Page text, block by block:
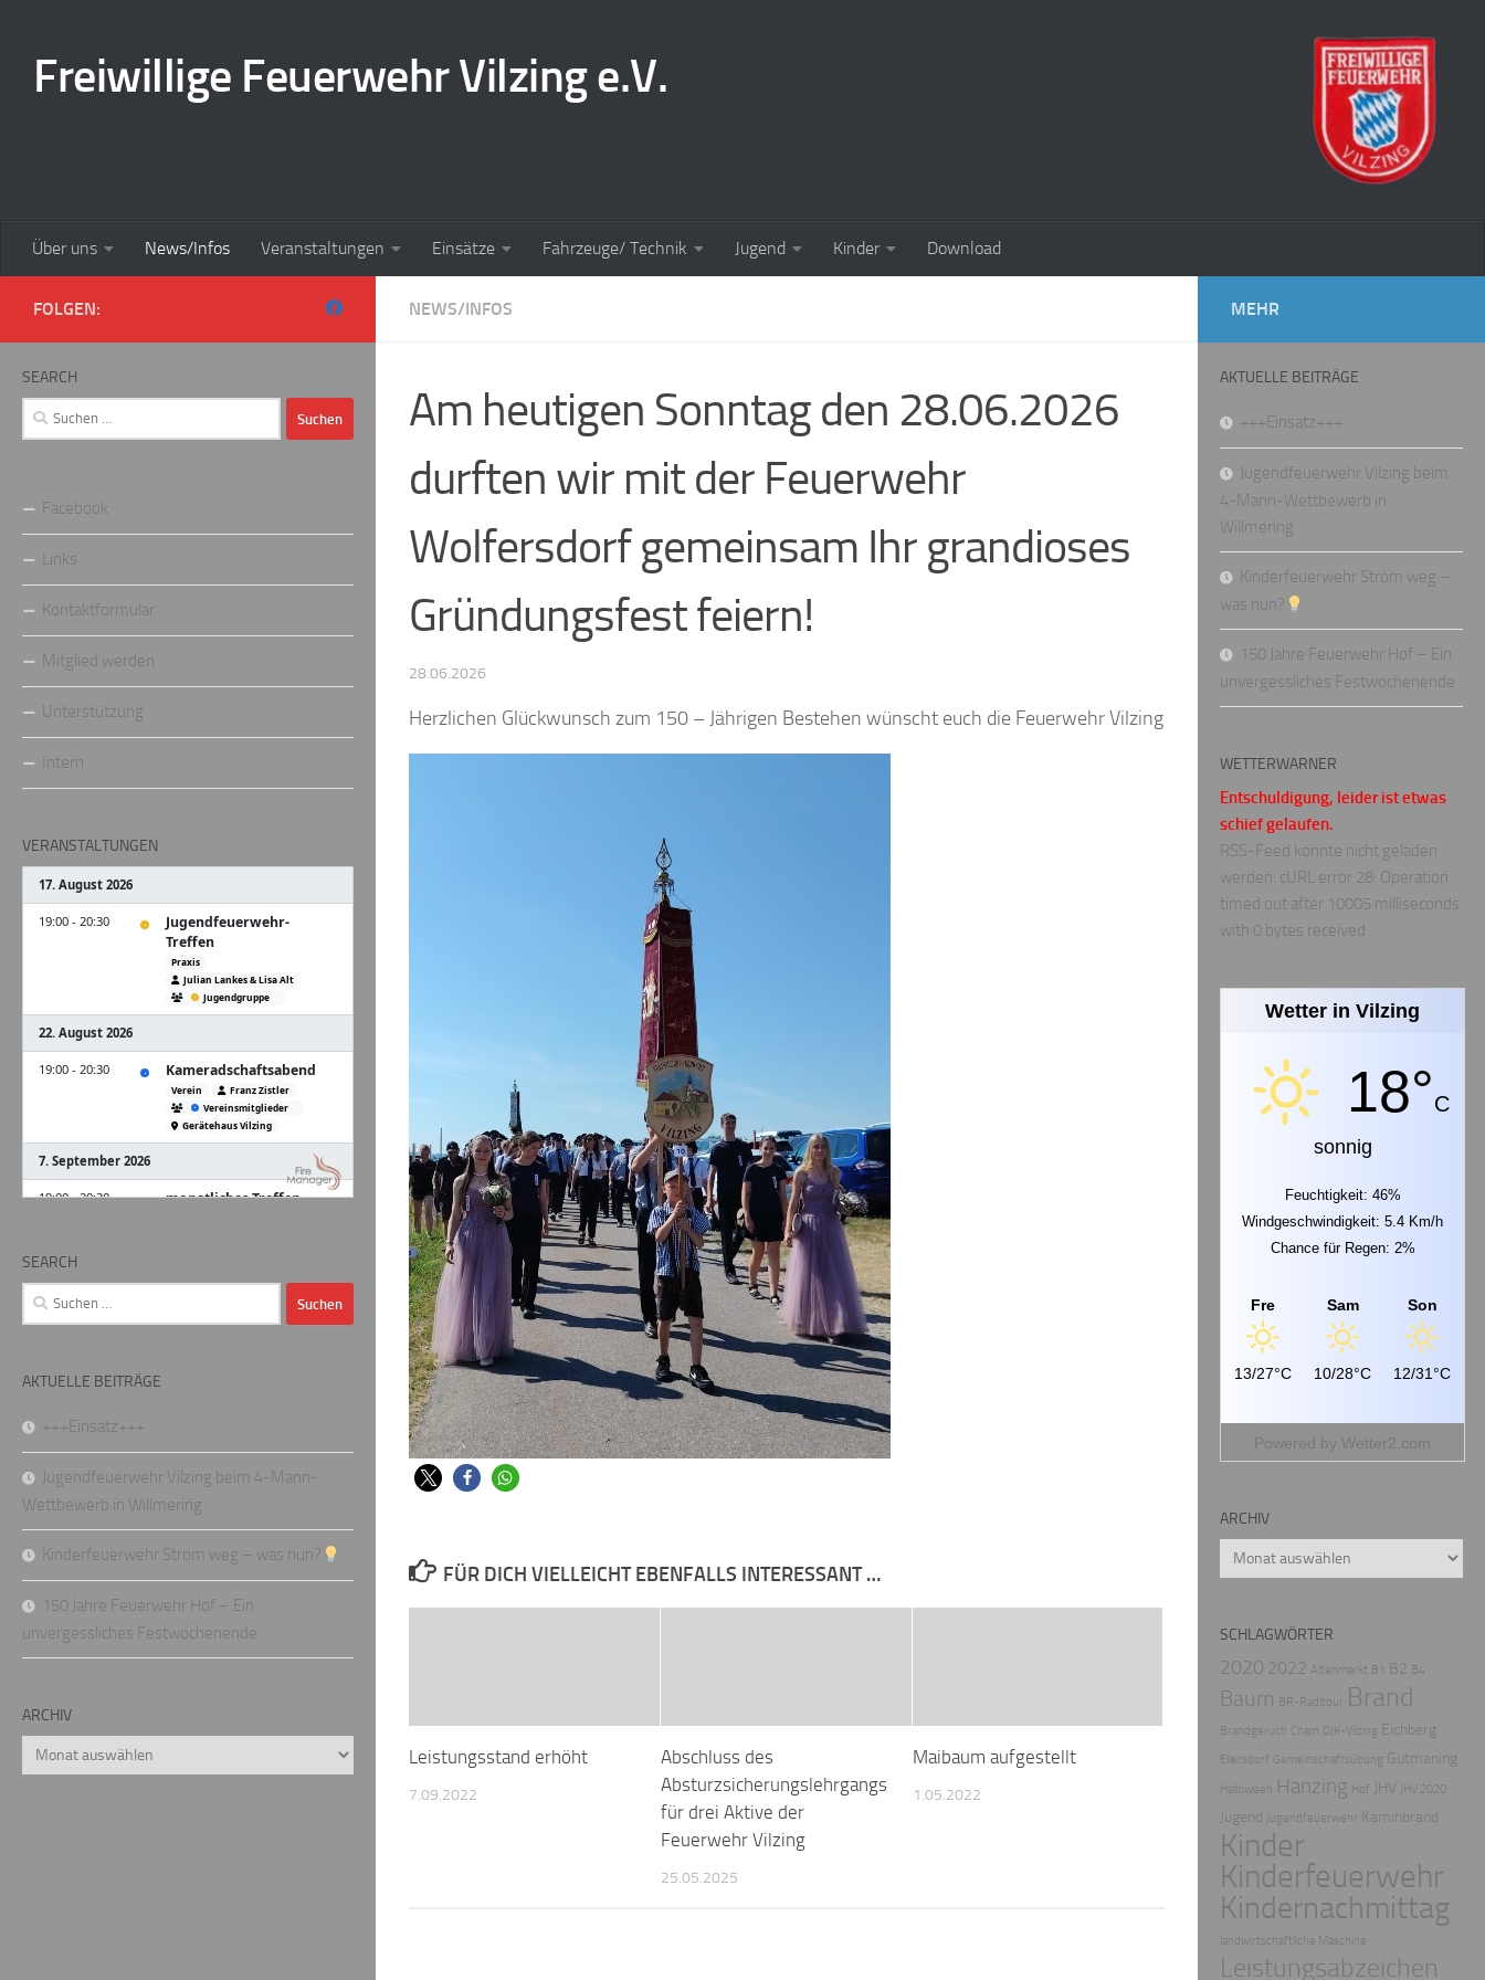
Freiwillige Feuerwehr Vilzing e.V.
Über uns News/Infos Veranstaltungen Einsätze Fahrzeuge/ Technik Jugend Kinder Download
NEWS/INFOS
Am heutigen Sonntag den 28.06.2026
durften wir mit der Feuerwehr
Wolfersdorf gemeinsam Ihr grandioses
Gründungsfest feiern!
28.06.2026
Herzlichen Glückwunsch zum 150 – Jährigen Bestehen wünscht euch die Feuerwehr Vilzing
FÜR DICH VIELLEICHT EBENFALLS INTERESSANT …
Leistungsstand erhöht
7.09.2022
Abschluss des
Absturzsicherungslehrgangs
für drei Aktive der
Feuerwehr Vilzing
25.05.2025
Maibaum aufgestellt
1.05.2022
FOLGEN:
SEARCH
Suchen
nach:
Facebook
Links
Kontaktformular
Mitglied werden
Unterstützung
Intern
VERANSTALTUNGEN
SEARCH
Suchen
nach:
AKTUELLE BEITRÄGE
+++Einsatz+++
Jugendfeuerwehr Vilzing beim 4-Mann-
Wettbewerb in Willmering
Kinderfeuerwehr Strom weg – was nun?
150 Jahre Feuerwehr Hof – Ein
unvergessliches Festwochenende
ARCHIV
Archiv
MEHR
AKTUELLE BEITRÄGE
+++Einsatz+++
Jugendfeuerwehr Vilzing beim
4-Mann-Wettbewerb in
Willmering
Kinderfeuerwehr Strom weg –
was nun?
150 Jahre Feuerwehr Hof – Ein
unvergessliches Festwochenende
WETTERWARNER
Entschuldigung, leider ist etwas
schief gelaufen.
RSS-Feed konnte nicht geladen
werden: cURL error 28: Operation
timed out after 10005 milliseconds
with 0 bytes received
Wetter in Vilzing
18°C
sonnig
Feuchtigkeit: 46%
Windgeschwindigkeit: 5.4 Km/h
Chance für Regen: 2%
Fre
13/27°C
Sam
10/28°C
Son
12/31°C
Powered by Wetter2.com
ARCHIV
Archiv
SCHLAGWÖRTER
2020 2022 Altenmarkt B1 B2 B4
Baum BR-Radltour Brand
Brandgeruch Cham DJK-Vilzing Eichberg
Ellersdorf Gemeinschaftsübung Gutmaning
Halloween Hanzing Hof JHV JHV 2020
Jugend Jugendfeuerwehr Kaminbrand
Kinder
Kinderfeuerwehr
Kindernachmittag
landwirtschaftliche Maschine
Leistungsabzeichen